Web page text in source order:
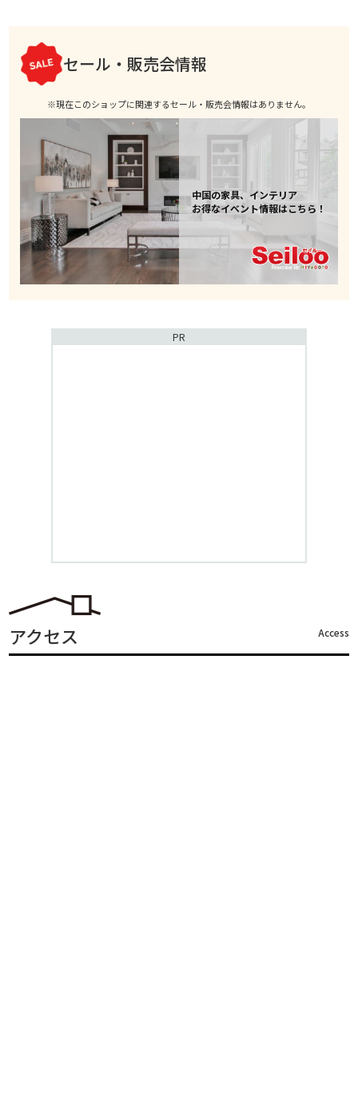
セール・販売会情報
※現在このショップに関連するセール・販売会情報はありません。
中国の家具、インテリア
お得なイベント情報はこちら！
PR
アクセス Access